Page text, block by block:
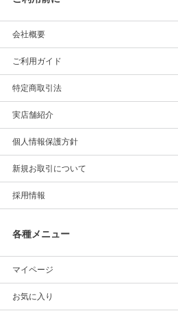
会社概要
ご利用ガイド
特定商取引法
実店舗紹介
個人情報保護方針
新規お取引について
採用情報
各種メニュー
マイページ
お気に入り